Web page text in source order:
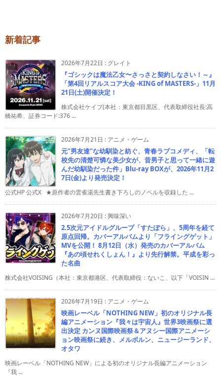
新着記事
2026年7月22日 : グレイト
『ゴシックは魔法乙女〜さっさと契約しなさい！～』
「第4回リアルスコア大会 -KING of MASTERS-」11月
21日(土)開催決定！
株式会社ケイブ(本社：東京都目黒区、代表取締役社長:高
橋祐希、証券コード:376 ...
2026年7月21日 : アニメ・ゲーム
元”男友達”な幼馴染と紡ぐ、青春ラブコメディ、「転
校先の清楚可憐な美少女が、昔男子と思って一緒に遊
んだ幼馴染だった件」Blu-ray BOXが、2026年11月2
7日(金)より発売決定！
公式HP 公式X ★原作者の雲雀湯先生書き下ろしのノベルを収録した ...
2026年7月20日 :興味深い
2.5次元アイドルグループ「すたぽら」、5周年を経て
原点回帰。カバーアルバムより「フライングゲット」
MVを公開！ 8月12日（水）発売のカバーアルバム
『あの頃せれくしょん！』より先行解禁。平成を彩っ
た名曲
株式会社VOISING（本社：東京都港区、代表取締役：ないこ、以下「VOISIN ...
2026年7月19日 : アニメ・ゲーム
映画レーベル「NOTHING NEW」初のオリジナル長
編アニメーション『我々は宇宙人』世界3映画祭に選
出決定 カンヌ国際映画祭＆アヌシー国際アニメーシ
ョン映画祭に続き、メルボルン、ニュージーランド、
オタワ
映画レーベル「NOTHING NEW」による初のオリジナル長編アニメーション
『我 ...